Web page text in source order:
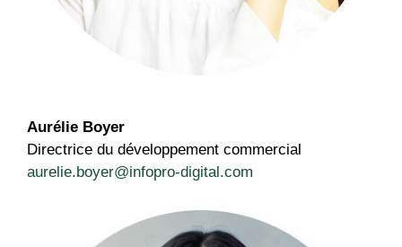
Aurélie Boyer
Directrice du développement commercial
aurelie.boyer@infopro-digital.com